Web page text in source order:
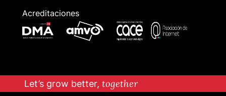
Acreditaciones
Let’s grow better, together